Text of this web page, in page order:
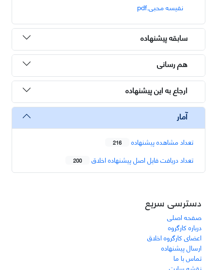
نفیسه محبی.pdf
سابقه پیشنهاده
هم رسانی
ارجاع به این پیشنهاده
آمار
تعداد مشاهده پیشنهاده 216
تعداد دریافت فایل اصل پیشنهاده اخلاق 200
دسترسی سریع
صفحه اصلی
درباره کارگروه
اعضای کارگروه اخلاق
ارسال پیشنهاده
تماس با ما